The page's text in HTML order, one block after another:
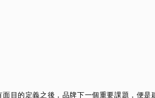
目的定義之後，品牌下一個重要課題，便是